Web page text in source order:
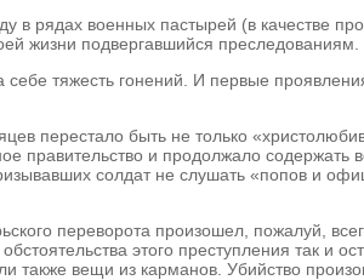
в рядах военных пастырей (в качестве
жизни подвергавшийся преследованиям.
тяжесть гонений. И первые
перестало быть не только
правительство и продолжало
солдат не слушать «попов и
переворота произошел, пожалуй,
этого преступления так
вещи из карманов. Убийство